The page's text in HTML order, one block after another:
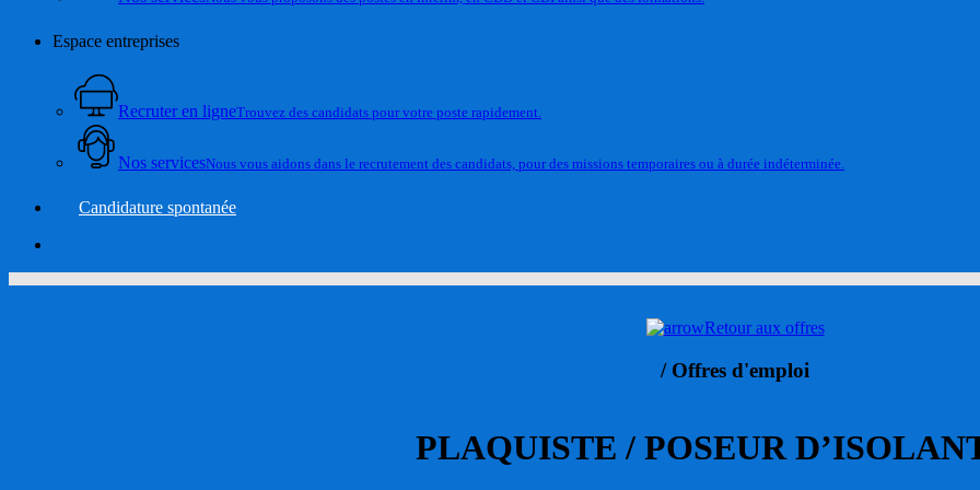
Espace entreprises
Recruter en ligneTrouvez des candidats pour votre poste rapidement.
Nos servicesNous vous aidons dans le recrutement des candidats, pour des missions temporaires ou à durée indéterminée.
Candidature spontanée
Retour aux offres
/ Offres d'emploi
PLAQUISTE / POSEUR